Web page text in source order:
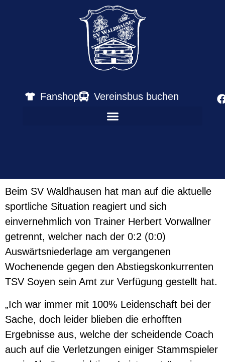
Fanshop Vereinsbus buchen
Beim SV Waldhausen hat man auf die aktuelle
sportliche Situation reagiert und sich
einvernehmlich von Trainer Herbert Vorwallner
getrennt, welcher nach der 0:2 (0:0)
Auswärtsniederlage am vergangenen
Wochenende gegen den Abstiegskonkurrenten
TSV Soyen sein Amt zur Verfügung gestellt hat.
„Ich war immer mit 100% Leidenschaft bei der
Sache, doch leider blieben die erhofften
Ergebnisse aus, welche der scheidende Coach
auch auf die Verletzungen einiger Stammspieler